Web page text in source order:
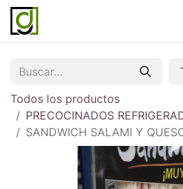
Todos los productos
PRECOCINADOS
SANDWICH SALAMI Y